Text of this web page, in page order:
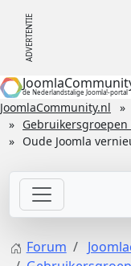
de Nederlandstalige Joomla!-portal
JoomlaCommunity.nl
Oude Joomla
Forum